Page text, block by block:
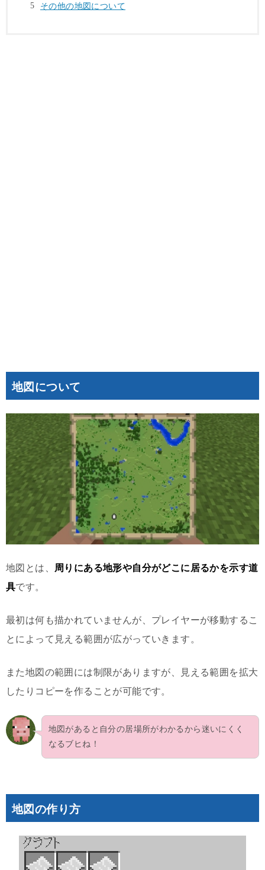
その他の地図について
地図について
地図とは、
周りにある地形や自分がどこに居るかを示す道
具です。
最初は何も描かれていませんが、プレイヤーが移動するこ
とによって見える範囲が広がっていきます。
また地図の範囲には制限がありますが、見える範囲を拡大
したりコピーを作ることが可能です。
地図があると自分の居場所がわかるから迷いにくく
なるブヒね！
地図の作り方